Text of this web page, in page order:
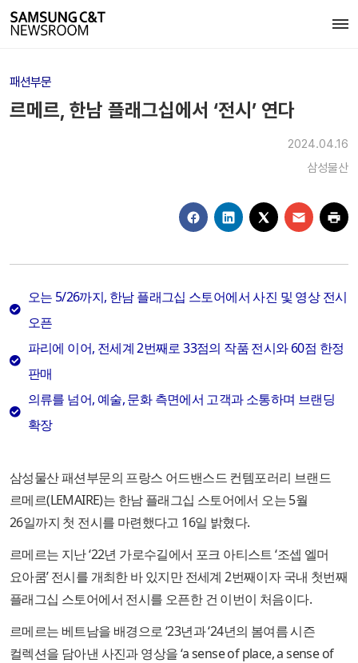
패션부문
르메르, 한남 플래그십에서 ‘전시’ 연다
2024.04.16
삼성물산
오는 5/26까지, 한남 플래그십 스토어에서 사진 및 영상 전시
오픈
파리에 이어, 전세계 2번째로 33점의 작품 전시와 60점 한정
판매
의류를 넘어, 예술, 문화 측면에서 고객과 소통하며 브랜딩
확장
삼성물산 패션부문의 프랑스 어드밴스드 컨템포러리 브랜드
르메르(LEMAIRE)는 한남 플래그십 스토어에서 오는 5월
26일까지 첫 전시를 마련했다고 16일 밝혔다.
르메르는 지난 ‘22년 가로수길에서 포크 아티스트 ‘조셉 엘머
요아쿰’ 전시를 개최한 바 있지만 전세계 2번째이자 국내 첫번째
플래그십 스토어에서 전시를 오픈한 건 이번이 처음이다.
르메르는 베트남을 배경으로 ‘23년과 ‘24년의 봄여름 시즌
컬렉션을 담아낸 사진과 영상을 ‘a sense of place, a sense of